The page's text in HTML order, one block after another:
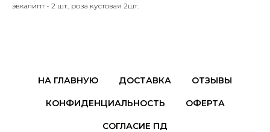
эвкалипт - 2 шт., роза кустовая 2шт.
НА ГЛАВНУЮ ДОСТАВКА ОТЗЫВЫ
КОНФИДЕНЦИАЛЬНОСТЬ ОФЕРТА
СОГЛАСИЕ ПД